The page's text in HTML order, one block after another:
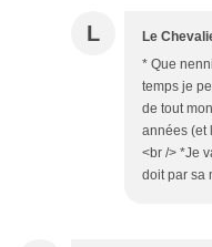
L Le
* Que
temps je
de tout
années (et
<br /> *Je
doit par sa